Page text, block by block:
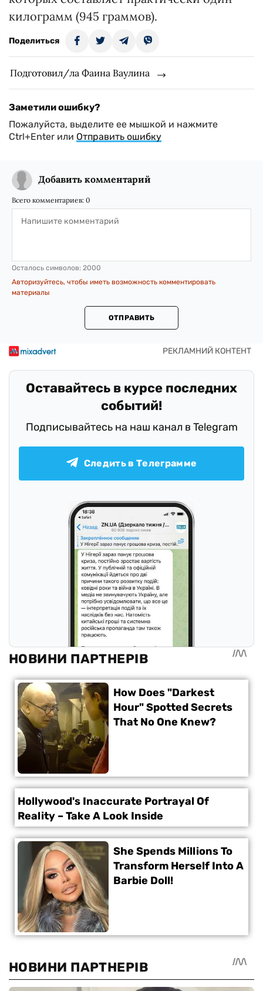
килограмм (945 граммов).
Поделиться
Подготовил/ла Фаина Ваулина
Заметили ошибку?
Пожалуйста, выделите ее мышкой и нажмите
Ctrl+Enter или Отправить ошибку
Добавить комментарий
Всего комментариев: 0
Осталось символов: 2000
Авторизуйтесь, чтобы иметь возможность комментировать
материалы
ОТПРАВИТЬ
Оставайтесь в курсе последних
событий!
Подписывайтесь на наш канал в Telegram
Следить в Телеграмме